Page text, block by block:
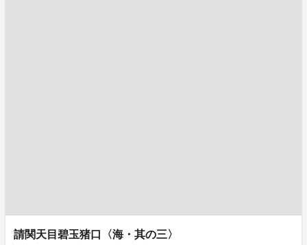
請関天目碧玉猪口〈海・其の三〉